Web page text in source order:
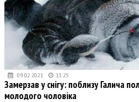
09.02.2021 13:25
Замерзав у снігу: поблизу Галича
молодого чоловіка